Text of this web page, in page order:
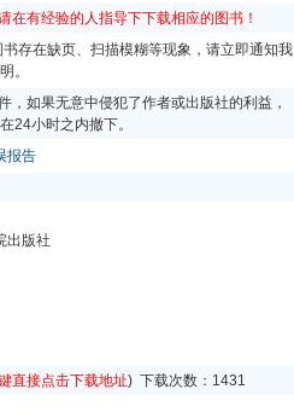
在有经验的人指导下下载相应的图书！
存在缺页、扫描模糊等现象，请立即通知我
。
，如果无意中侵犯了作者或出版社的利益，
24小时之内撤下。
报告
出版社
直接点击下载地址) 下载次数： 1431